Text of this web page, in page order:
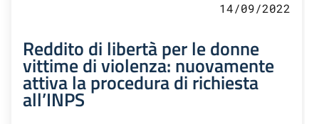
14/09/2022
Reddito di libertà per le donne
vittime di violenza: nuovamente
attiva la procedura di richiesta
all’INPS